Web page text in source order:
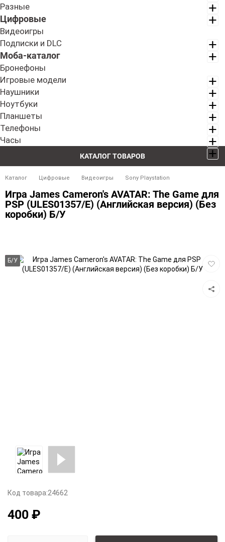
КАТАЛОГ ТОВАРОВ
Разные
Цифровые
Видеоигры
Подписки и DLC
Моба-каталог
Бронефоны
Игровые модели
Наушники
Ноутбуки
Планшеты
Телефоны
Часы
Каталог Цифровые Видеоигры Sony Playstation
Игра James Cameron's AVATAR: The Game для
PSP (ULES01357/E) (Английская версия) (Без
коробки) Б/У
Б/У
в
Код товара:24662
400 ₽